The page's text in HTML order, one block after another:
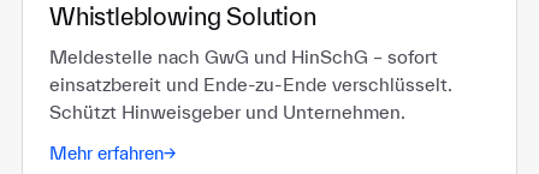
Whistleblowing Solution
Meldestelle nach GwG und HinSchG – sofort
einsatzbereit und Ende-zu-Ende verschlüsselt.
Schützt Hinweisgeber und Unternehmen.
Mehr erfahren→